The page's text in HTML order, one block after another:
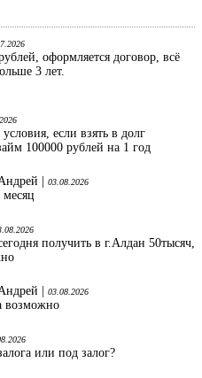
оформляется договор, всё
3 лет.
если взять в долг
100000 рублей на 1 год
| 03.08.2026
получить в г.Алдан 50тысяч,
| 03.08.2026
возможно
или под залог?